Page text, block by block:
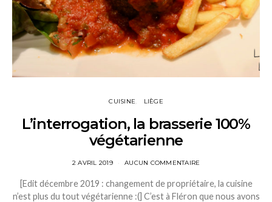
CUISINE LIÈGE
L’interrogation, la brasserie 100%
végétarienne
2 AVRIL 2019 AUCUN COMMENTAIRE
[Edit décembre 2019 : changement de propriétaire, la cuisine
n’est plus du tout végétarienne :(] C’est à Fléron que nous avons